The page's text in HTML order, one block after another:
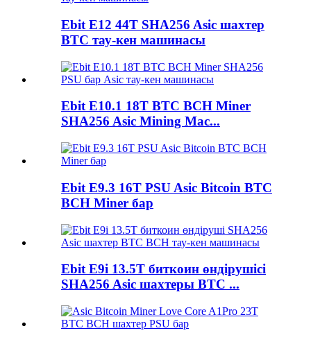
Ebit E12 44T SHA256 Asic шахтер
BTC тау-кен машинасы
Ebit E10.1 18T BTC BCH Miner
SHA256 Asic Mining Mac...
Ebit E9.3 16T PSU Asic Bitcoin BTC
BCH Miner бар
Ebit E9i 13.5T биткоин өндірушісі
SHA256 Asic шахтеры BTC ...